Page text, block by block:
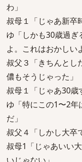
わ」
叔母１「じゃあ新卒
ゆ「しかも30歳過
よ。これはおかしい
叔父３「きちんとし
儂もそうじゃった」
叔母１「じゃあ30歳
ゆ「特にこの1〜2
だ」
叔父４「しかし大卒
叔母1「じゃあいい